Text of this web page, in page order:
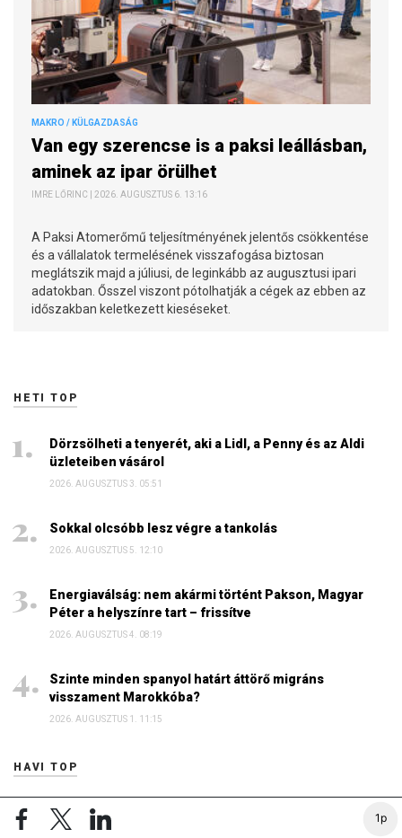
1p
MAKRO / KÜLGAZDASÁG
Van egy szerencse is a paksi leállásban,
aminek az ipar örülhet
IMRE LŐRINC | 2026. AUGUSZTUS 6. 13:16
A Paksi Atomerőmű teljesítményének jelentős csökkentése
és a vállalatok termelésének visszafogása biztosan
meglátszik majd a júliusi, de leginkább az augusztusi ipari
adatokban. Ősszel viszont pótolhatják a cégek az ebben az
időszakban keletkezett kieséseket.
HETI TOP
Dörzsölheti a tenyerét, aki a Lidl, a Penny és az Aldi
üzleteiben vásárol
2026. AUGUSZTUS 3. 05:51
Sokkal olcsóbb lesz végre a tankolás
2026. AUGUSZTUS 5. 12:10
Energiaválság: nem akármi történt Pakson, Magyar
Péter a helyszínre tart – frissítve
2026. AUGUSZTUS 4. 08:19
Szinte minden spanyol határt áttörő migráns
visszament Marokkóba?
2026. AUGUSZTUS 1. 11:15
HAVI TOP
Elárulta Forsthoffer Ágnes, ki ül be az ő székébe